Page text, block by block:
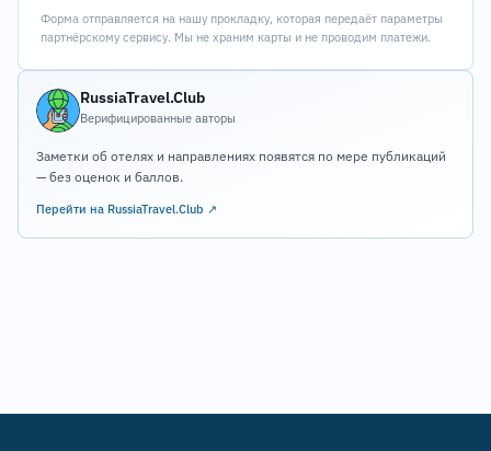
Форма отправляется на нашу прокладку, которая передаёт параметры
партнёрскому сервису. Мы не храним карты и не проводим платежи.
RussiaTravel.Club
Верифицированные авторы
Заметки об отелях и направлениях появятся по мере публикаций
— без оценок и баллов.
Перейти на RussiaTravel.Club ↗